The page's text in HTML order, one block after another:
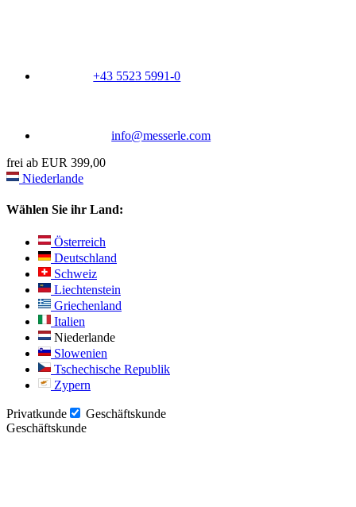
+43 5523 5991-0
info@messerle.com
frei ab EUR 399,00
Niederlande
Wählen Sie ihr Land:
Österreich
Deutschland
Schweiz
Liechtenstein
Griechenland
Italien
Niederlande
Slowenien
Tschechische Republik
Zypern
Privatkunde
Geschäftskunde
Geschäftskunde